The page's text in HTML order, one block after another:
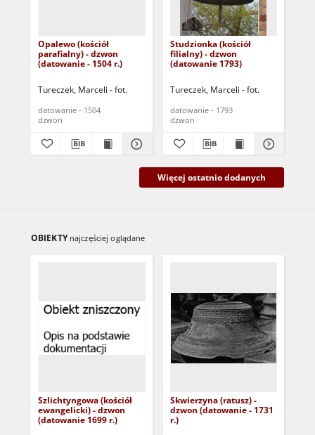
Opalewo (kościół
parafialny) - dzwon
(datowanie - 1504 r.)
Tureczek, Marceli - fot.
datowanie - 1504
dzwon
Studzionka (kościół
filialny) - dzwon
(datowanie 1793)
Tureczek, Marceli - fot.
datowanie - 1793
dzwon
Więcej ostatnio dodanych
OBIEKTY najczęściej oglądane
Szlichtyngowa (kościół
ewangelicki) - dzwon
(datowanie 1699 r.)
Skwierzyna (ratusz) -
dzwon (datowanie - 1731
r.)